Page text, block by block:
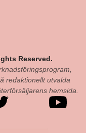
Reserved.
redaktionellt utvalda
hemsida.